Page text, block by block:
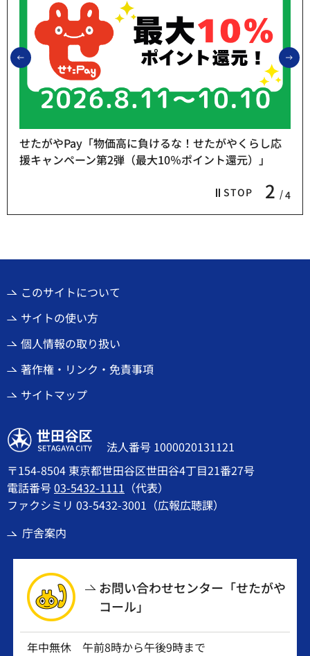
前のスライドを表示
STOP 2 4
せたがやPay「物価高に負けるな！せたがやくらし応
援キャンペーン第2弾（最大10％ポイント還元）」
このサイトについて
サイトの使い方
個人情報の取り扱い
著作権・リンク・免責事項
サイトマップ
世田谷区
法人番号 1000020131121
〒154-8504 東京都世田谷区世田谷4丁目21番27号
電話番号03-5432-1111 （代表）
ファクシミリ 03-5432-3001（広報広聴課）
庁舎案内
お問い合わせセンター「せたがや
コール」
年中無休 午前8時から午後9時まで